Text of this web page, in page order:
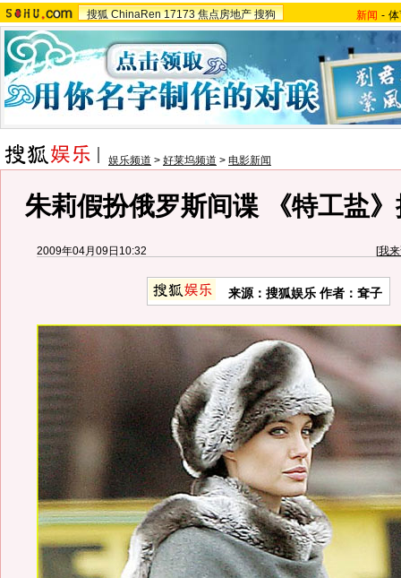
搜狐 ChinaRen 17173 焦点房地产 搜狗 新闻 -
娱乐频道 > 好莱坞频道 > 电影新闻
朱莉假扮俄罗斯间谍 《特工盐
2009年04月09日10:32 [我
来源：搜狐娱乐 作者：耷子